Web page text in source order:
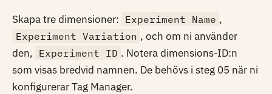
Skapa tre dimensioner: Experiment Name ,
Experiment Variation , och om ni använder
den, Experiment ID . Notera dimensions-ID:n
som visas bredvid namnen. De behövs i steg 05 när ni
konfigurerar Tag Manager.